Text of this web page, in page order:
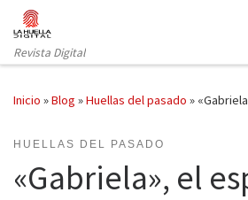
Saltar al contenido
Revista Digital
Inicio »Blog »Huellas del pasado »
HUELLAS DEL PASADO
«Gabriela», el